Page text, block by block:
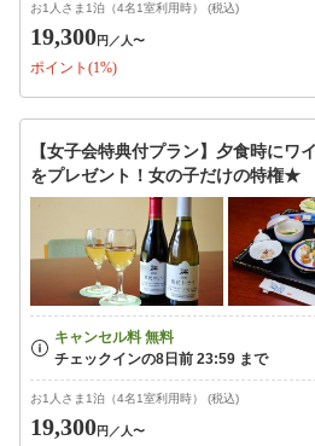
お1人さま1泊（4名1室利用時） (税込)
19,300円 ／人〜
ポイント(1%)
【女子会特典付プラン】夕食時にワ
をプレゼント！女の子だけの特権★
お1人さま1泊（4名1室利用時） (税込)
19,300円 ／人〜